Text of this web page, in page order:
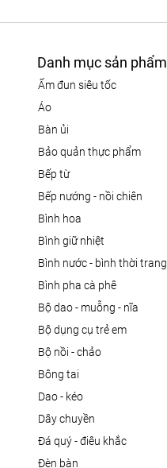
Danh mục sản phẩm
ấm đun siêu tốc
áo
bàn ủi
bảo quản thực phẩm
bếp từ
bếp nướng - nồi chiên
bình hoa
bình giữ nhiệt
bình nước - bình thời trang
bình pha cà phê
bộ dao - muỗng - nĩa
bộ dụng cụ trẻ em
bộ nồi - chảo
bông tai
dao - kéo
dây chuyền
đá quý - điêu khắc
đèn bàn